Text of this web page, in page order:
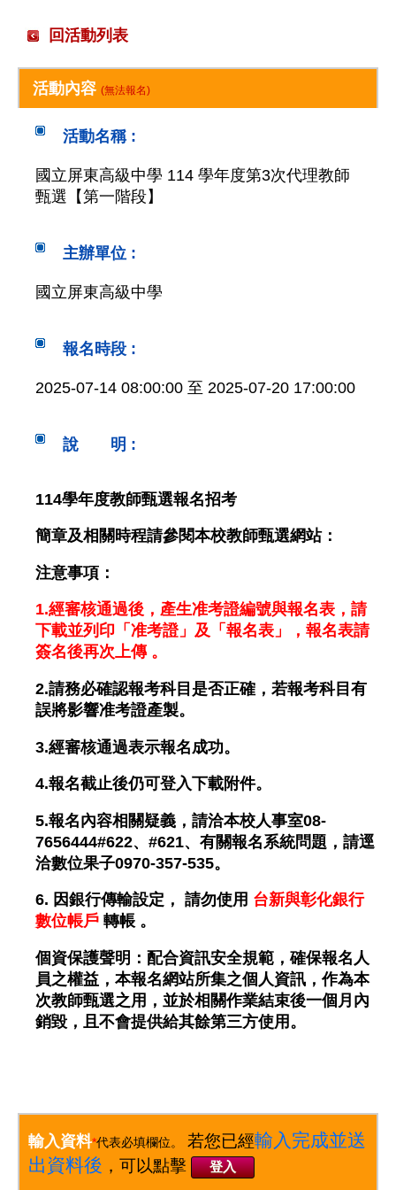
回活動列表
活動內容 (無法報名)
活動名稱 :
國立屏東高級中學 114 學年度第3次代理教師
甄選【第一階段】
主辦單位 :
國立屏東高級中學
報名時段 :
2025-07-14 08:00:00 至 2025-07-20 17:00:00
說 明 :
114學年度教師甄選報名招考
簡章及相關時程請參閱本校教師甄選網站：
注意事項：
1.經審核通過後，產生准考證編號與報名表，請
下載並列印「准考證」及「報名表」，報名表請
簽名後再次上傳 。
2.請務必確認報考科目是否正確，若報考科目有
誤將影響准考證產製。
3.經審核通過表示報名成功。
4.報名截止後仍可登入下載附件。
5.報名內容相關疑義，請洽本校人事室08-
7656444#622、#621、有關報名系統問題，請逕
洽數位果子0970-357-535。
6. 因銀行傳輸設定， 請勿使用 台新與彰化銀行
數位帳戶 轉帳 。
個資保護聲明：配合資訊安全規範，確保報名人
員之權益，本報名網站所集之個人資訊，作為本
次教師甄選之用，並於相關作業結束後一個月內
銷毀，且不會提供給其餘第三方使用。
輸入資料*代表必填欄位。 若您已經輸入完成並送
出資料後 ，可以點擊 登入